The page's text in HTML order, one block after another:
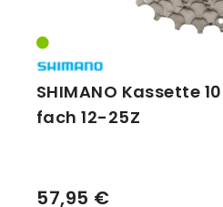
SHIMANO Kassette
fach 12-25Z
57,95 €